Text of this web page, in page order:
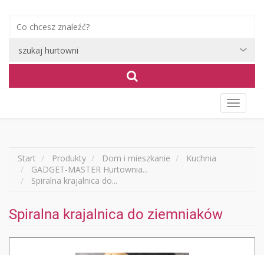
menu
Start Produkty Dom i mieszkanie
Kuchnia
GADGET-MASTER Hurtownia...
Spiralna krajalnica do...
Spiralna krajalnica do ziemniaków